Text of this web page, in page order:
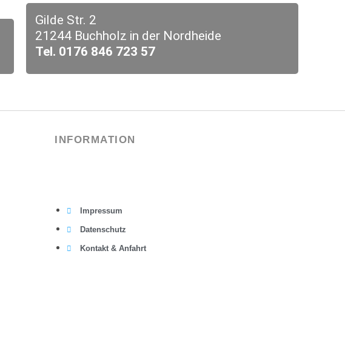
Gilde Str. 2
21244 Buchholz in der Nordheide
Tel. 0176 846 723 57
INFORMATION
Impressum
Datenschutz
Kontakt & Anfahrt